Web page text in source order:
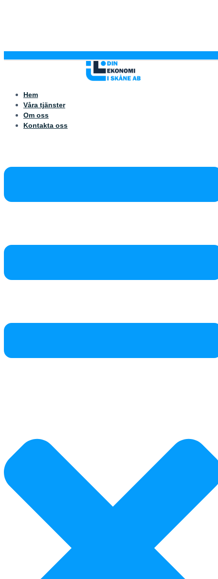
Hem
Våra tjänster
Om oss
Kontakta oss